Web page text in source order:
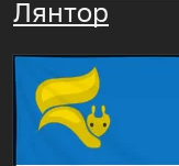
Лянтор